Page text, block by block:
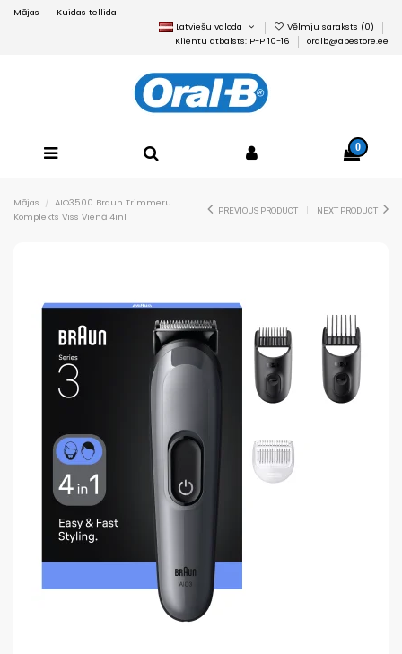
Mājas
Kuidas tellida
Latviešu valoda
Vēlmju saraksts (0)
Klientu atbalsts: P-P 10-16
oralb@abestore.ee
0
Mājas
AIO3500 Braun Trimmeru
Komplekts Viss Vienā 4in1
PREVIOUS PRODUCT NEXT PRODUCT